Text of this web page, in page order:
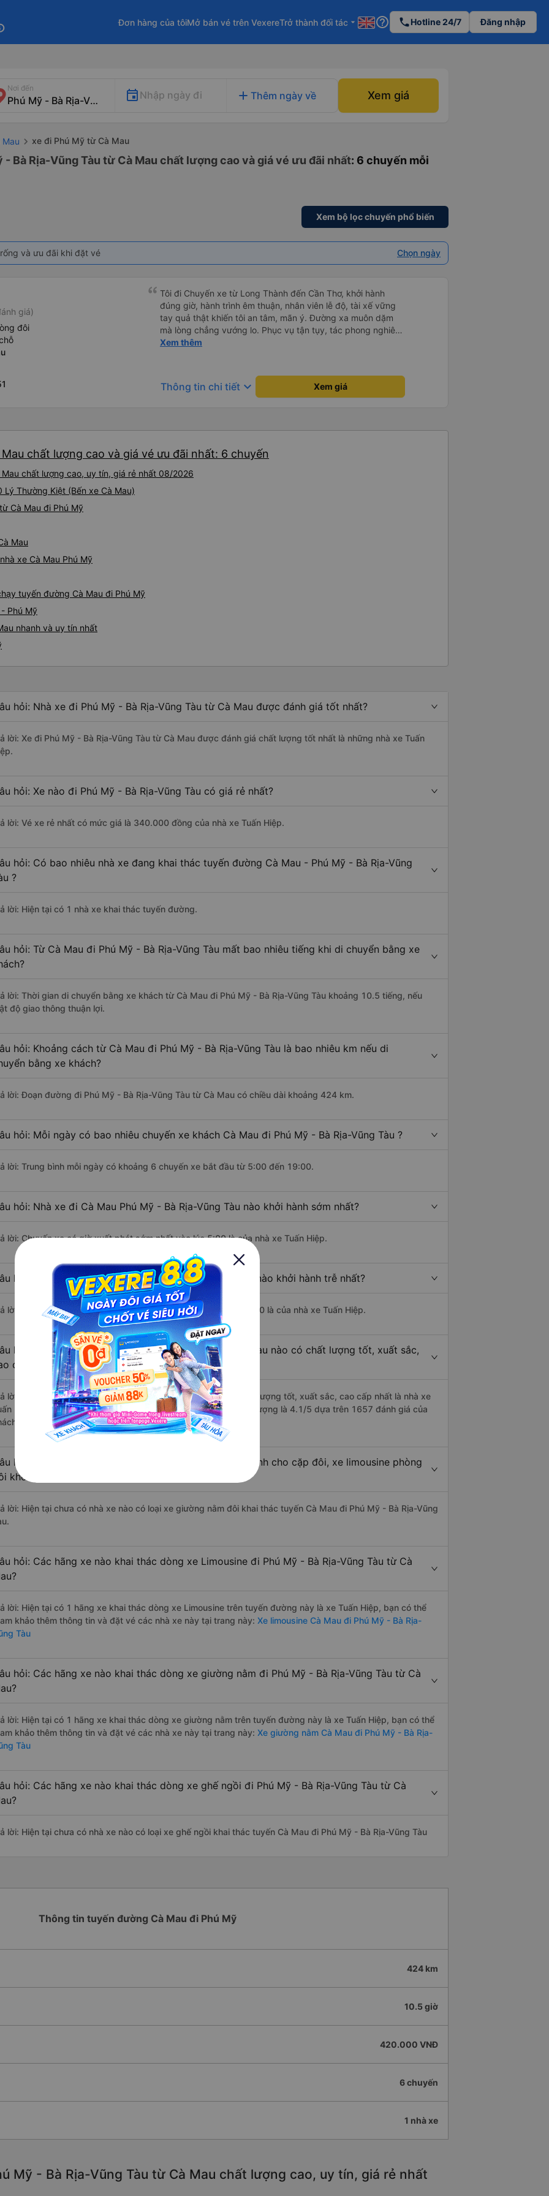
Đơn hàng của tôiMở bán vé trên VexereTrở thành đối tác arrow_drop_down help_outline phoneHotline 24/7 Đăng nhập
Nơi đến
Nhập ngày đi add Thêm ngày về Xem giá
Mau xe đi Phú Mỹ từ Cà Mau
Bà Rịa-Vũng Tàu từ Cà Mau chất lượng cao và giá vé ưu đãi nhất: 6 chuyến mỗi
Xem bộ lọc chuyến phổ biến
và ưu đãi khi đặt vé Chọn ngày
giá)
đôi
Tôi đi Chuyến xe từ Long Thành đến Cần Thơ, khởi hành
đúng giờ, hành trình êm thuận, nhân viên lễ độ, tài xế vững
tay quả thật khiến tôi an tâm, mãn ý. Đường xa muôn dặm
mà lòng chẳng vướng lo. Phục vụ tận tụy, tác phong nghiêm
cẩn, hiếm thấy giữa thời buổi kim tiền vội vã. Xã hội loạn đạo.
Xem thêm
Thông tin chi tiết keyboard_arrow_down Xem giá
chất lượng cao và giá vé ưu đãi nhất: 6 chuyến
chất lượng cao, uy tín, giá rẻ nhất 08/2026
Lý Thường Kiệt (Bến xe Cà Mau)
Cà Mau đi Phú Mỹ
Mau
xe Cà Mau Phú Mỹ
tuyến đường Cà Mau đi Phú Mỹ
Phú Mỹ
nhanh và uy tín nhất
hỏi: Nhà xe đi Phú Mỹ - Bà Rịa-Vũng Tàu từ Cà Mau được đánh giá tốt nhất?
lời: Xe đi Phú Mỹ - Bà Rịa-Vũng Tàu từ Cà Mau được đánh giá chất lượng tốt nhất là những nhà xe Tuấn
hỏi: Xe nào đi Phú Mỹ - Bà Rịa-Vũng Tàu có giá rẻ nhất?
lời: Vé xe rẻ nhất có mức giá là 340.000 đồng của nhà xe Tuấn Hiệp.
hỏi: Có bao nhiêu nhà xe đang khai thác tuyến đường Cà Mau - Phú Mỹ - Bà Rịa-Vũng
?
lời: Hiện tại có 1 nhà xe khai thác tuyến đường.
hỏi: Từ Cà Mau đi Phú Mỹ - Bà Rịa-Vũng Tàu mất bao nhiêu tiếng khi di chuyển bằng xe
lời: Thời gian di chuyển bằng xe khách từ Cà Mau đi Phú Mỹ - Bà Rịa-Vũng Tàu khoảng 10.5 tiếng, nếu
độ giao thông thuận lợi.
hỏi: Khoảng cách từ Cà Mau đi Phú Mỹ - Bà Rịa-Vũng Tàu là bao nhiêu km nếu di
bằng xe khách?
lời: Đoạn đường đi Phú Mỹ - Bà Rịa-Vũng Tàu từ Cà Mau có chiều dài khoảng 424 km.
hỏi: Mỗi ngày có bao nhiêu chuyến xe khách Cà Mau đi Phú Mỹ - Bà Rịa-Vũng Tàu ?
lời: Trung bình mỗi ngày có khoảng 6 chuyến xe bắt đầu từ 5:00 đến 19:00.
hỏi: Nhà xe đi Cà Mau Phú Mỹ - Bà Rịa-Vũng Tàu nào khởi hành sớm nhất?
lời: Chuyến xe có giờ xuất phát sớm nhất vào lúc 5:00 là của nhà xe Tuấn Hiệp.
hỏi: Nhà xe đi Phú Mỹ - Bà Rịa-Vũng Tàu từ Cà Mau nào khởi hành trễ nhất?
lời: Chuyến xe có giờ xuất phát trễ (muộn) nhất là vào lúc 19:00 là của nhà xe Tuấn Hiệp.
hỏi: Review xe đi Phú Mỹ - Bà Rịa-Vũng Tàu từ Cà Mau nào có chất lượng tốt, xuất sắc,
cấp nhất?
lời: Những hãng xe đi Cà Mau Phú Mỹ - Bà Rịa-Vũng Tàu chất lượng tốt, xuất sắc, cao cấp nhất là nhà xe
Hiệp đi Phú Mỹ - Bà Rịa-Vũng Tàu từ Cà Mau với điểm chất lượng là 4.1/5 dựa trên 1657 đánh giá của
hàng).
hỏi: Có loại xe Cà Mau Phú Mỹ - Bà Rịa-Vũng Tàu dành cho cặp đôi, xe limousine phòng
không?
lời: Hiện tại chưa có nhà xe nào có loại xe giường nằm đôi khai thác tuyến Cà Mau đi Phú Mỹ - Bà Rịa-Vũng
hỏi: Các hãng xe nào khai thác dòng xe Limousine đi Phú Mỹ - Bà Rịa-Vũng Tàu từ Cà
lời: Hiện tại có 1 hãng xe khai thác dòng xe Limousine trên tuyến đường này là xe Tuấn Hiệp, bạn có thể
khảo thêm thông tin và đặt vé các nhà xe này tại trang này: Xe limousine Cà Mau đi Phú Mỹ - Bà Rịa-
Tàu
hỏi: Các hãng xe nào khai thác dòng xe giường nằm đi Phú Mỹ - Bà Rịa-Vũng Tàu từ Cà
lời: Hiện tại có 1 hãng xe khai thác dòng xe giường nằm trên tuyến đường này là xe Tuấn Hiệp, bạn có thể
khảo thêm thông tin và đặt vé các nhà xe này tại trang này: Xe giường nằm Cà Mau đi Phú Mỹ - Bà Rịa-
Tàu
hỏi: Các hãng xe nào khai thác dòng xe ghế ngồi đi Phú Mỹ - Bà Rịa-Vũng Tàu từ Cà
lời: Hiện tại chưa có nhà xe nào có loại xe ghế ngồi khai thác tuyến Cà Mau đi Phú Mỹ - Bà Rịa-Vũng Tàu
Thông tin tuyến đường Cà Mau đi Phú Mỹ
424 km
10.5 giờ
420.000 VNĐ
6 chuyến
1 nhà xe
Mỹ - Bà Rịa-Vũng Tàu từ Cà Mau chất lượng cao, uy tín, giá rẻ nhất